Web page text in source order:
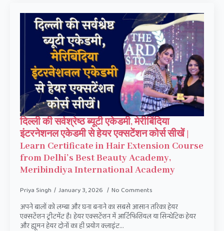
दिल्ली की सर्वश्रेष्ठ ब्यूटी एकेडमी, मेरीबिंदिया
इंटरनेशनल एकेडमी से हेयर एक्सटेंशन कोर्स सीखें |
Learn Certificate in Hair Extension Course
from Delhi’s Best Beauty Academy,
Meribindiya International Academy
Priya Singh January 3, 2026 No Comments
अपने बालों को लम्बा और घना बनाने का सबसे आसान तरिका हेयर
एक्सटेंशन ट्रीटमेंट है। हेयर एक्सटेंशन में आर्टिफिशियल या सिन्थेटिक हेयर
और ह्यूमन हेयर दोनों का ही प्रयोग क्लाइंट…